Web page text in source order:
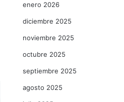
enero 2026
diciembre 2025
noviembre 2025
octubre 2025
septiembre 2025
agosto 2025